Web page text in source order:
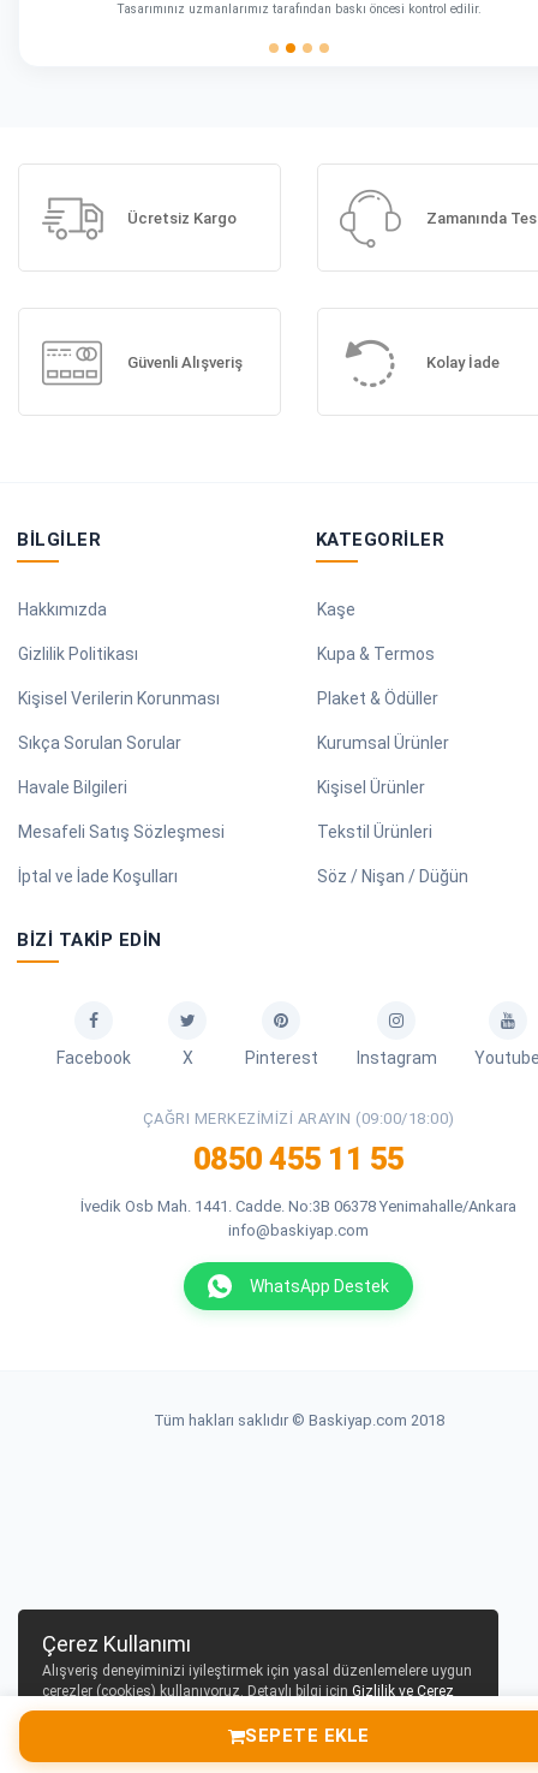
SEPETE EKLE
Tasarımınız uzmanlarımız tarafından baskı öncesi kontrol edilir.
Ücretsiz Kargo Zamanında
Güvenli Alışveriş Kolay İade
BILGILER
Hakkımızda
Gizlilik Politikası
Kişisel Verilerin Korunması
Sıkça Sorulan Sorular
Havale Bilgileri
Mesafeli Satış Sözleşmesi
İptal ve İade Koşulları
KATEGORILER
Kaşe
Kupa & Termos
Plaket & Ödüller
Kurumsal Ürünler
Kişisel Ürünler
Tekstil Ürünleri
Söz / Nişan / Düğün
BIZI TAKIP EDIN
Facebook X Pinterest Instagram
ÇAĞRI MERKEZIMIZI ARAYIN (09:00/18:00)
0850 455 11 55
İvedik Osb Mah. 1441. Cadde. No:3B 06378 Yenimahalle/Ankara
info@baskiyap.com
WhatsApp Destek
Tüm hakları saklıdır © Baskiyap.com 2018
Çerez Kullanımı
Alışveriş deneyiminizi iyileştirmek için yasal düzenlemelere uygun
çerezler (cookies) kullanıyoruz. Detaylı bilgi için Gizlilik ve Çerez
Politikasısayfamızı inceleyebilirsiniz.